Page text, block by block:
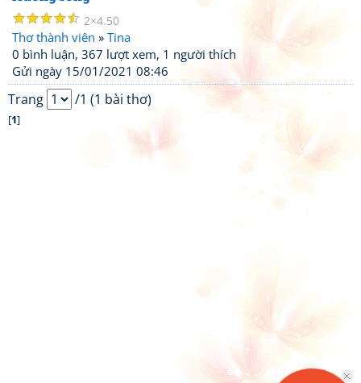
☆
☆
☆
☆
☆ 2 4.50
Thơ thành viên » Tina
0 bình luận, 367 lượt xem, 1 người thích
Gửi ngày 15/01/2021 08:46
Trang /1 (1 bài thơ)
[1]